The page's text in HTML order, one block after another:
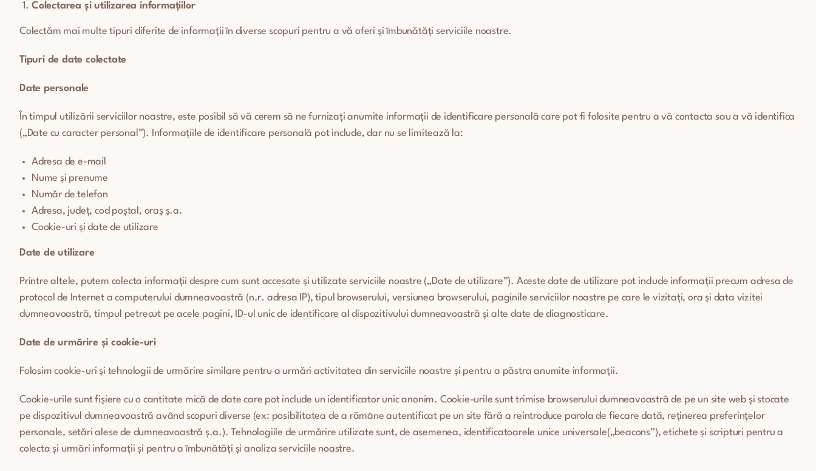
Colectarea și utilizarea informațiilor
Colectăm mai multe tipuri diferite de informații în diverse scopuri pentru a vă oferi și îmbunătăți serviciile noastre.
Tipuri de date colectate
Date personale
În timpul utilizării serviciilor noastre, este posibil să vă cerem să ne furnizați anumite informații de identificare personală care pot fi folosite pentru a vă contacta sau a vă identifica
(„Date cu caracter personal”). Informațiile de identificare personală pot include, dar nu se limitează la:
Adresa de e-mail
Nume și prenume
Număr de telefon
Adresa, județ, cod poștal, oraș ș.a.
Cookie-uri și date de utilizare
Date de utilizare
Printre altele, putem colecta informații despre cum sunt accesate și utilizate serviciile noastre („Date de utilizare”). Aceste date de utilizare pot include informații precum adresa de
protocol de Internet a computerului dumneavoastră (n.r. adresa IP), tipul browserului, versiunea browserului, paginile serviciilor noastre pe care le vizitați, ora și data vizitei
dumneavoastră, timpul petrecut pe acele pagini, ID-ul unic de identificare al dispozitivului dumneavoastră și alte date de diagnosticare.
Date de urmărire și cookie-uri
Folosim cookie-uri și tehnologii de urmărire similare pentru a urmări activitatea din serviciile noastre și pentru a păstra anumite informații.
Cookie-urile sunt fișiere cu o cantitate mică de date care pot include un identificator unic anonim. Cookie-urile sunt trimise browserului dumneavoastră de pe un site web și stocate
pe dispozitivul dumneavoastră având scopuri diverse (ex: posibilitatea de a rămâne autentificat pe un site fără a reintroduce parola de fiecare dată, reținerea preferințelor
personale, setări alese de dumneavoastră ș.a.). Tehnologiile de urmărire utilizate sunt, de asemenea, identificatoarele unice universale(„beacons”), etichete și scripturi pentru a
colecta și urmări informații și pentru a îmbunătăți și analiza serviciile noastre.